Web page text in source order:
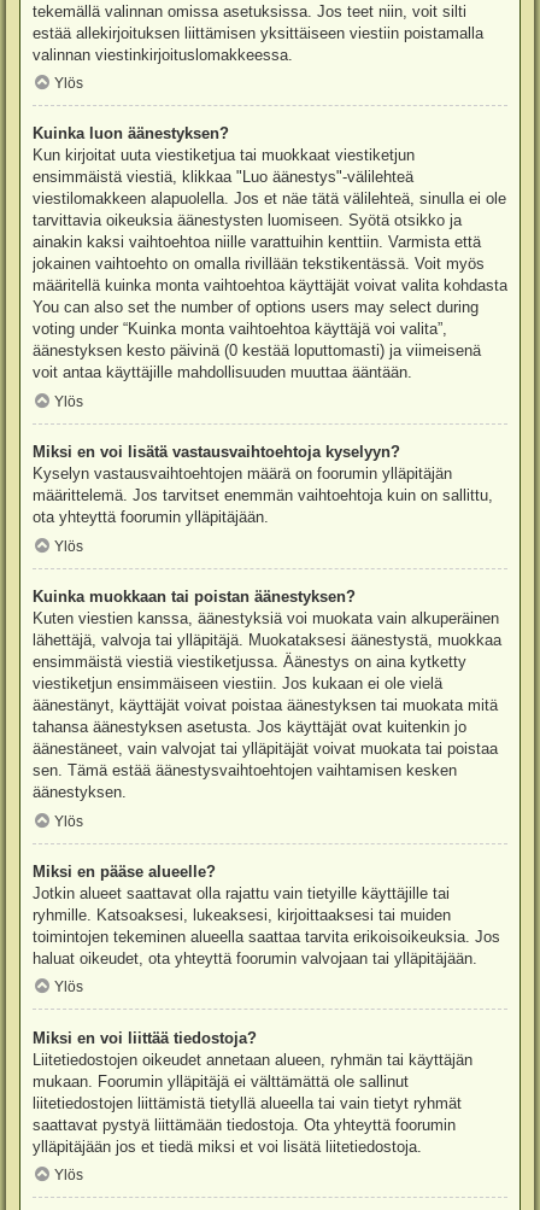
tekemällä valinnan omissa asetuksissa. Jos teet niin, voit silti
estää allekirjoituksen liittämisen yksittäiseen viestiin poistamalla
valinnan viestinkirjoituslomakkeessa.
Ylös
Kuinka luon äänestyksen?
Kun kirjoitat uuta viestiketjua tai muokkaat viestiketjun
ensimmäistä viestiä, klikkaa "Luo äänestys"-välilehteä
viestilomakkeen alapuolella. Jos et näe tätä välilehteä, sinulla ei ole
tarvittavia oikeuksia äänestysten luomiseen. Syötä otsikko ja
ainakin kaksi vaihtoehtoa niille varattuihin kenttiin. Varmista että
jokainen vaihtoehto on omalla rivillään tekstikentässä. Voit myös
määritellä kuinka monta vaihtoehtoa käyttäjät voivat valita kohdasta
You can also set the number of options users may select during
voting under “Kuinka monta vaihtoehtoa käyttäjä voi valita”,
äänestyksen kesto päivinä (0 kestää loputtomasti) ja viimeisenä
voit antaa käyttäjille mahdollisuuden muuttaa ääntään.
Ylös
Miksi en voi lisätä vastausvaihtoehtoja kyselyyn?
Kyselyn vastausvaihtoehtojen määrä on foorumin ylläpitäjän
määrittelemä. Jos tarvitset enemmän vaihtoehtoja kuin on sallittu,
ota yhteyttä foorumin ylläpitäjään.
Ylös
Kuinka muokkaan tai poistan äänestyksen?
Kuten viestien kanssa, äänestyksiä voi muokata vain alkuperäinen
lähettäjä, valvoja tai ylläpitäjä. Muokataksesi äänestystä, muokkaa
ensimmäistä viestiä viestiketjussa. Äänestys on aina kytketty
viestiketjun ensimmäiseen viestiin. Jos kukaan ei ole vielä
äänestänyt, käyttäjät voivat poistaa äänestyksen tai muokata mitä
tahansa äänestyksen asetusta. Jos käyttäjät ovat kuitenkin jo
äänestäneet, vain valvojat tai ylläpitäjät voivat muokata tai poistaa
sen. Tämä estää äänestysvaihtoehtojen vaihtamisen kesken
äänestyksen.
Ylös
Miksi en pääse alueelle?
Jotkin alueet saattavat olla rajattu vain tietyille käyttäjille tai
ryhmille. Katsoaksesi, lukeaksesi, kirjoittaaksesi tai muiden
toimintojen tekeminen alueella saattaa tarvita erikoisoikeuksia. Jos
haluat oikeudet, ota yhteyttä foorumin valvojaan tai ylläpitäjään.
Ylös
Miksi en voi liittää tiedostoja?
Liitetiedostojen oikeudet annetaan alueen, ryhmän tai käyttäjän
mukaan. Foorumin ylläpitäjä ei välttämättä ole sallinut
liitetiedostojen liittämistä tietyllä alueella tai vain tietyt ryhmät
saattavat pystyä liittämään tiedostoja. Ota yhteyttä foorumin
ylläpitäjään jos et tiedä miksi et voi lisätä liitetiedostoja.
Ylös